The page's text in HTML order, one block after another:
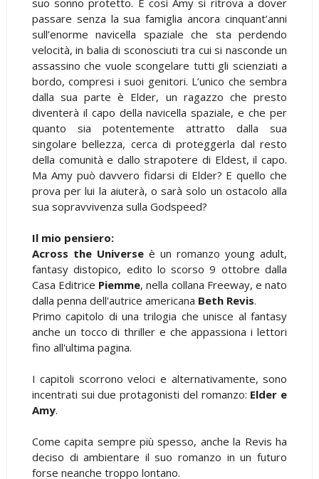
passare senza la sua famiglia ancora cinquant’anni
sull’enorme navicella spaziale che sta perdendo
velocità, in balia di sconosciuti tra cui si nasconde un
assassino che vuole scongelare tutti gli scienziati a
bordo, compresi i suoi genitori. L’unico che sembra
dalla sua parte è Elder, un ragazzo che presto
diventerà il capo della navicella spaziale, e che per
quanto sia potentemente attratto dalla sua
singolare bellezza, cerca di proteggerla dal resto
della comunità e dallo strapotere di Eldest, il capo.
Ma Amy può davvero fidarsi di Elder? E quello che
prova per lui la aiuterà, o sarà solo un ostacolo alla
sua sopravvivenza sulla Godspeed?
Il mio pensiero:
Across the Universeè un romanzo young adult,
fantasy distopico, edito lo scorso 9 ottobre dalla
Casa Editrice Piemme, nella collana Freeway, e nato
dalla penna dell'autrice americana Beth Revis.
Primo capitolo di una trilogia che unisce al fantasy
anche un tocco di thriller e che appassiona i lettori
fino all'ultima pagina.
I capitoli scorrono veloci e alternativamente, sono
incentrati sui due protagonisti del romanzo: Elder e
Amy.
Come capita sempre più spesso, anche la Revis ha
deciso di ambientare il suo romanzo in un futuro
forse neanche troppo lontano.